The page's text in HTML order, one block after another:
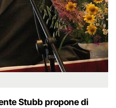
Stubb propone di